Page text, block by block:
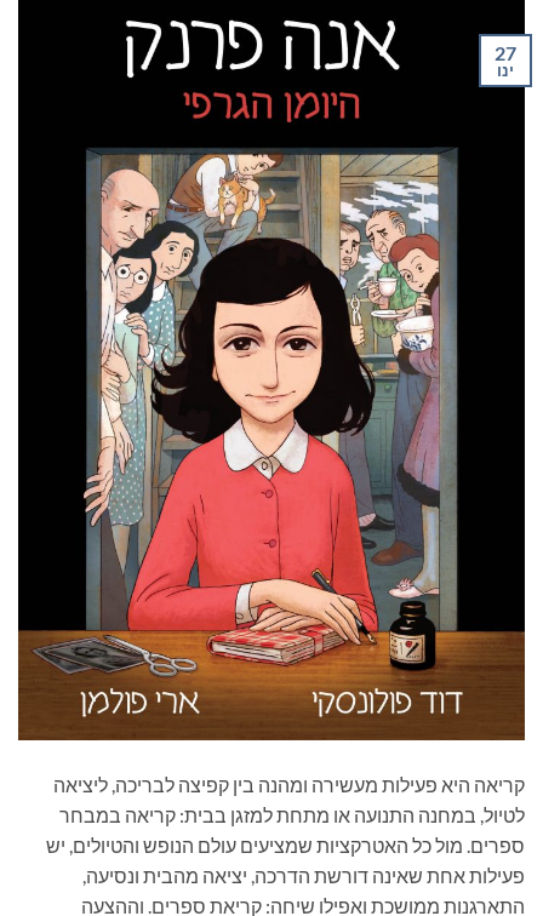
27
ינו
קריאה היא פעילות מעשירה ומהנה בין קפיצה לבריכה, ליציאה
לטיול, במחנה התנועה או מתחת למזגן בבית: קריאה במבחר
ספרים. מול כל האטרקציות שמציעים עולם הנופש והטיולים, יש
פעילות אחת שאינה דורשת הדרכה, יציאה מהבית ונסיעה,
התארגנות ממושכת ואפילו שיחה: קריאת ספרים. וההצעה